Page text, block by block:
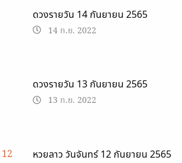
ดวงรายวัน 14 กันยายน 2565
14 ก.ย. 2022
ดวงรายวัน 13 กันยายน 2565
13 ก.ย. 2022
หวยลาว วันจันทร์ 12 กันยายน 2565